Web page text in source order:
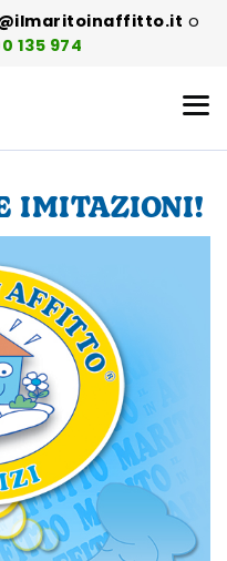
o
135 974
IMITAZIONI!